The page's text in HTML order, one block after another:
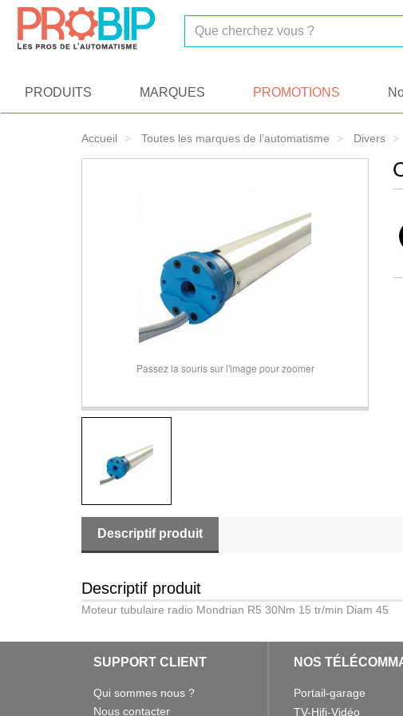
PRODUITS MARQUES PROMOTIONS
Accueil Toutes les marques de l’automatisme Divers
Passez la souris sur l'image pour zoomer
Descriptif produit
Descriptif produit
Moteur tubulaire radio Mondrian R5 30Nm 15 tr/min Diam 45
SUPPORT CLIENT
Qui sommes nous ?
Nous contacter
NOS
Portail-garage
TV-Hifi-Vidéo
On vous présente nos cookies !